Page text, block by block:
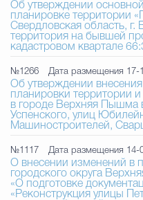
Об утверждении
планировке территории
Свердловская область, г. Верхняя Пышма, п. Красный,
территория на бывшей
кадастровом квартале
№1266 Дата размещения 17-
Об утверждении
планировки территории
в городе Верхняя Пышма
Успенского, улиц
Машиностроителей,
№1117 Дата размещения 14-
О внесении изменений в
городского округа
«О подготовке
«Реконструкция улицы